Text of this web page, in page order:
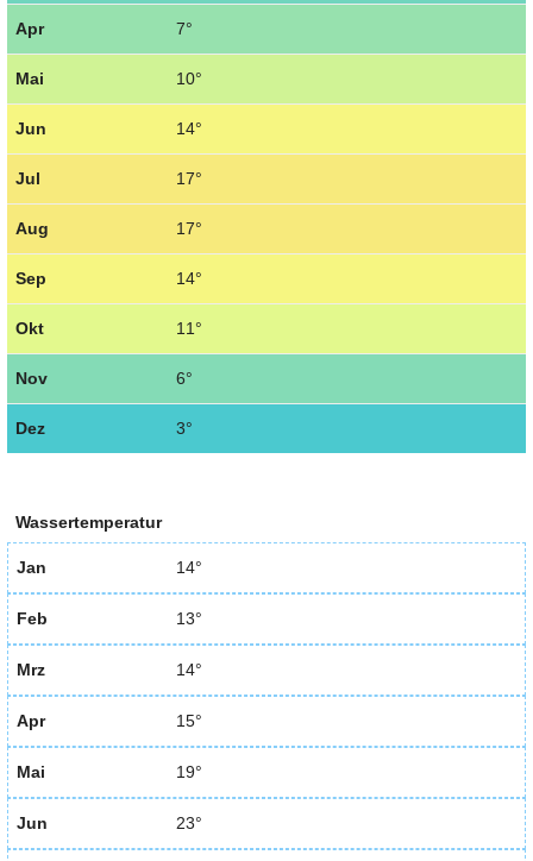
Apr 7°
Mai 10°
Jun 14°
Jul 17°
Aug 17°
Sep 14°
Okt 11°
Nov 6°
Dez 3°
Wassertemperatur
Jan 14°
Feb 13°
Mrz 14°
Apr 15°
Mai 19°
Jun 23°